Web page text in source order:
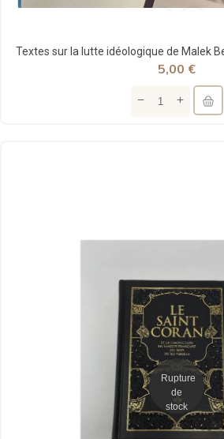
5,00 €
Rupture
de
stock